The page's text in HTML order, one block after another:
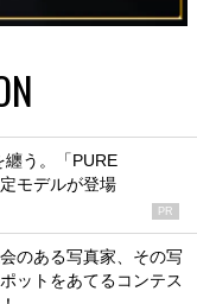
纏う。「PURE
モデルが登場
PR
のある写真家、その写
ットをあてるコンテス